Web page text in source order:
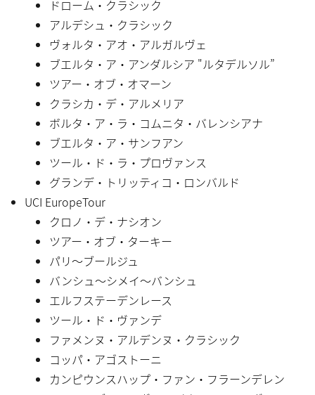
ドローム・クラシック
アルデシュ・クラシック
ヴォルタ・アオ・アルガルヴェ
ブエルタ・ア・アンダルシア "ルタデルソル”
ツアー・オブ・オマーン
クラシカ・デ・アルメリア
ボルタ・ア・ラ・コムニタ・バレンシアナ
ブエルタ・ア・サンフアン
ツール・ド・ラ・プロヴァンス
グランデ・トリッティコ・ロンバルド
UCI EuropeTour
クロノ・デ・ナシオン
ツアー・オブ・ターキー
パリ〜ブールジュ
バンシュ〜シメイ〜バンシュ
エルフステーデンレース
ツール・ド・ヴァンデ
ファメンヌ・アルデンヌ・クラシック
コッパ・アゴストーニ
カンピウンスハップ・ファン・フラーンデレン